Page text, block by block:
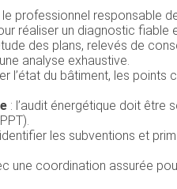
le professionnel responsable
réaliser un diagnostic fiable
des plans, relevés de
analyse exhaustive.
l’état du bâtiment, les
: l’audit énergétique doit être
les subventions et
une coordination assurée